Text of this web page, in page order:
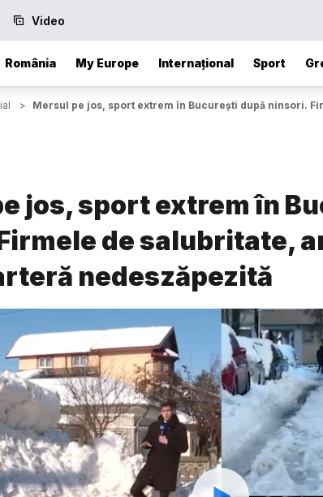
Video
România My Europe Internațional Sport
> Mersul pe jos, sport extrem în București după ninsori.
jos, sport extrem în
de salubritate,
nedeszăpezită